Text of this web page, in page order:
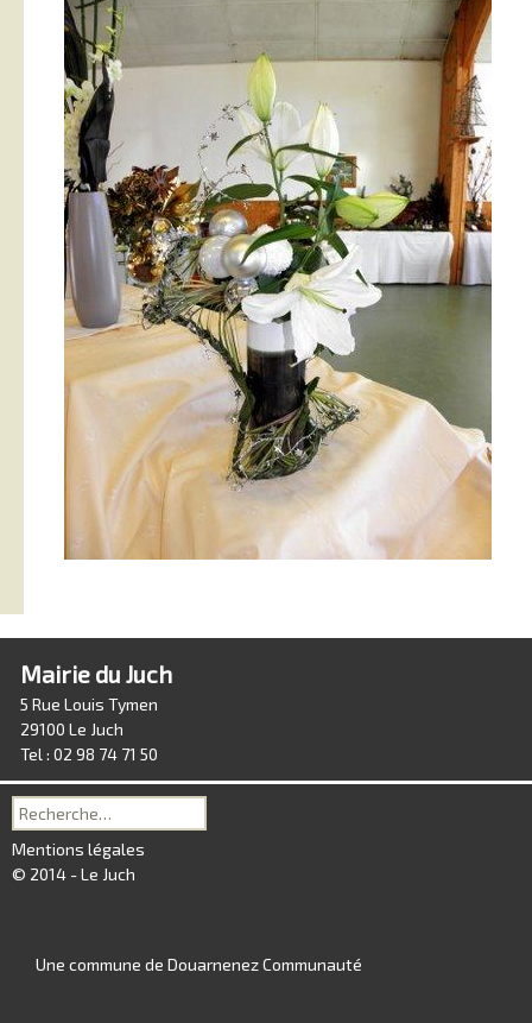
Mairie du Juch
5 Rue Louis Tymen
29100 Le Juch
Tel : 02 98 74 71 50
Recherche
pour :
Mentions légales
© 2014 - Le Juch
Une commune de Douarnenez Communauté